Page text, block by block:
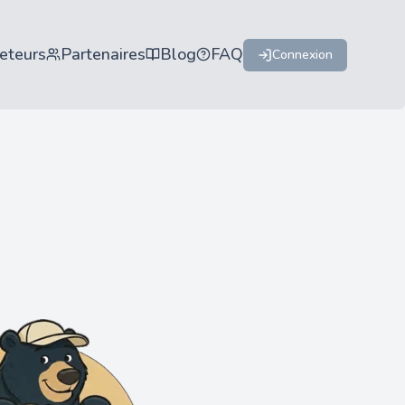
Partenaires Blog FAQ Connexion